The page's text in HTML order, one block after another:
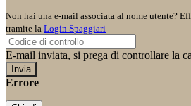
Non hai una e-mail associata al nome utente?
tramite la Login Spaggiari
E-mail inviata, si prega di controllare la
Errore